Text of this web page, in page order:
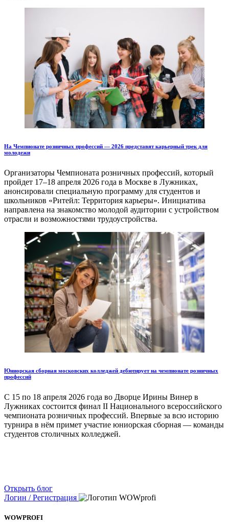
На Чемпионате розничных профессий — 2026 представят карьерный трек для
молодежи
Организаторы Чемпионата розничных профессий, который
пройдет 17–18 апреля 2026 года в Москве в Лужниках,
анонсировали специальную программу для студентов и
школьников «Ритейл: Территория карьеры». Инициатива
направлена на знакомство молодой аудитории с устройством
отрасли и возможностями трудоустройства.
Юниорская сборная московских колледжей дебютирует на чемпионате розничных
профессий
С 15 по 18 апреля 2026 года во Дворце Ирины Винер в
Лужниках состоится финал II Национального всероссийского
чемпионата розничных профессий. Впервые за всю историю
турнира в нём примет участие юниорская сборная — команды
студентов столичных колледжей.
Открыть блог
Логин / Регистрация
WOWPROFI